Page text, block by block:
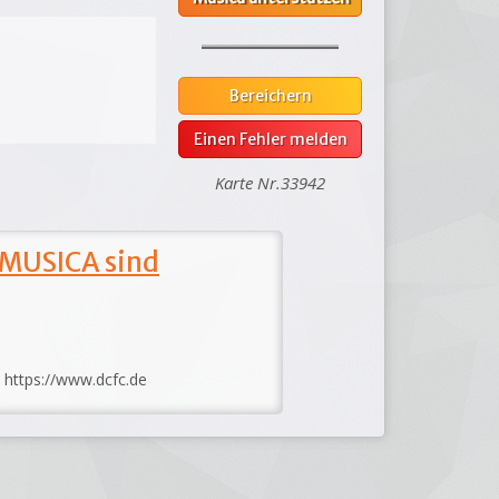
Bereichern
Einen Fehler melden
Karte Nr.33942
sind
https://www.dcfc.de